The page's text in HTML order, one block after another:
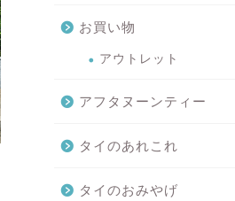
お買い物
アウトレット
アフタヌーンティー
タイのあれこれ
タイのおみやげ